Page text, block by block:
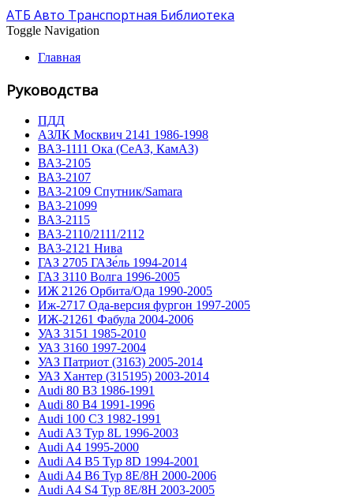
АТБ Авто Транспортная Библиотека
Toggle Navigation
Главная
Руководства
ПДД
АЗЛК Москвич 2141 1986-1998
ВА3-1111 Ока (СеАЗ, КамАЗ)
ВА3-2105
ВА3-2107
ВА3-2109 Спутник/Samara
ВА3-21099
ВА3-2115
ВА3-2110/2111/2112
ВА3-2121 Нива
ГАЗ 2705 ГАЗе́ль 1994-2014
ГАЗ 3110 Волга 1996-2005
ИЖ 2126 Орбита/Ода 1990-2005
Иж-2717 Ода-версия фургон 1997-2005
ИЖ-21261 Фабула 2004-2006
УАЗ 3151 1985-2010
УАЗ 3160 1997-2004
УАЗ Патриот (3163) 2005-2014
УАЗ Хантер (315195) 2003-2014
Audi 80 B3 1986-1991
Audi 80 B4 1991-1996
Audi 100 C3 1982-1991
Audi A3 Typ 8L 1996-2003
Audi A4 1995-2000
Audi A4 B5 Typ 8D 1994-2001
Audi A4 B6 Typ 8E/8H 2000-2006
Audi A4 S4 Typ 8E/8H 2003-2005